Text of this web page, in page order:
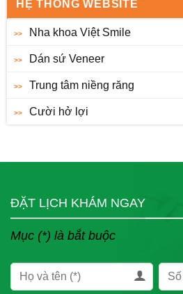
HỆ THỐNG WEBSITE
Nha khoa Việt Smile
Dán sứ Veneer
Trung tâm niềng răng
Cười hở lợi
ĐẶT LỊCH KHÁM NGAY
Mục (*) là bắt buộc